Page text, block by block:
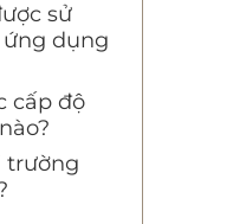
sử
dụng
cấp độ
trường